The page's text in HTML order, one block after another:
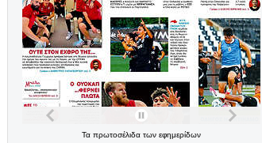
Τα πρωτοσέλιδα των εφημερίδων